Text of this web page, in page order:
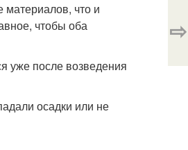
материалов, что и
чтобы оба
уже после возведения
осадки или не
⇨